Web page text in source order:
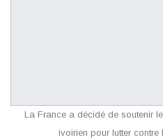
La France a décidé de soutenir
ivoirien pour lutter contre